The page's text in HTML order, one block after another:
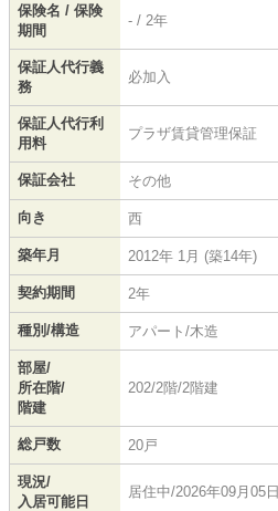
保険名 / 保険
期間
- / 2年
保証人代行義
務
必加入
保証人代行利
用料
プラザ賃貸管理保証
保証会社 その他
向き 西
築年月 2012年 1月 (築14年)
契約期間 2年
種別/構造 アパート/木造
部屋/
所在階/
階建
202/2階/2階建
総戸数 20戸
現況/
入居可能日
居住中/2026年09月05日